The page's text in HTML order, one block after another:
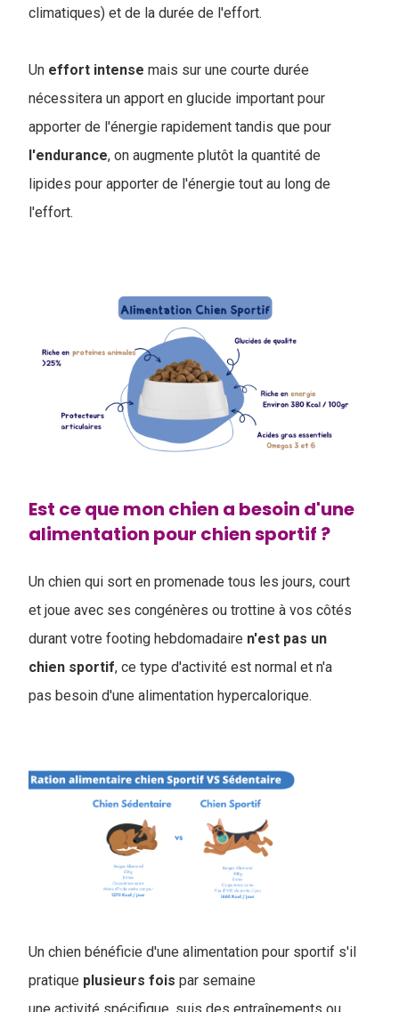
climatiques) et de la durée de l'effort.
Un effort intense mais sur une courte durée
nécessitera un apport en glucide important pour
apporter de l'énergie rapidement tandis que pour
l'endurance, on augmente plutôt la quantité de
lipides pour apporter de l'énergie tout au long de
l'effort.
Est ce que mon chien a besoin d'une
alimentation pour chien sportif ?
Un chien qui sort en promenade tous les jours, court
et joue avec ses congénères ou trottine à vos côtés
durant votre footing hebdomadaire n'est pas un
chien sportif, ce type d'activité est normal et n'a
pas besoin d'une alimentation hypercalorique.
Un chien bénéficie d'une alimentation pour sportif s'il
pratique plusieurs fois par semaine